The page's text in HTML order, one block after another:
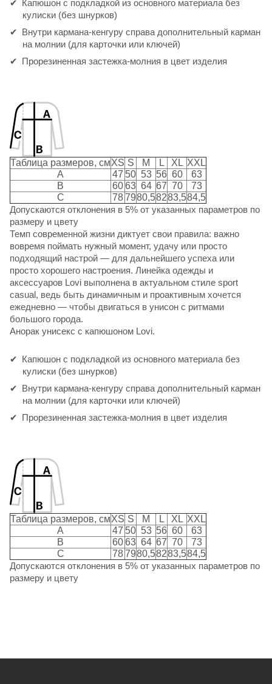
Капюшон с подкладкой из основного материала без
кулиски (без шнурков)
Внутри кармана-кенгуру справа дополнительный карман
на молнии (для карточки или ключей)
Прорезиненная застежка-молния в цвет изделия
Таблица размеров, смXS S M L XL XXL
A
47 50 53 56 60
63
B
6063 64 67 70
73
C
787980,58283,584,5
Допускаются отклонения в 5% от указанных параметров по
размеру и цвету
Темп современной жизни диктует свои правила: важно
вовремя поймать нужный момент, удачу или просто
подходящий настрой — для дальнейшего успеха или
просто хорошего настроения. Линейка одежды и
аксессуаров Lovi выполнена в актуальном стиле sport
casual, ведь быть динамичным и проактивным хочется
ежедневно — чтобы двигаться в унисон с ритмами
большого города.
Анорак унисекс с капюшоном Lovi.
Капюшон с подкладкой из основного материала без
кулиски (без шнурков)
Внутри кармана-кенгуру справа дополнительный карман
на молнии (для карточки или ключей)
Прорезиненная застежка-молния в цвет изделия
Таблица размеров, смXS S M L XL XXL
A
47 50 53 56 60
63
B
6063 64 67 70
73
C
787980,58283,584,5
Допускаются отклонения в 5% от указанных параметров по
размеру и цвету